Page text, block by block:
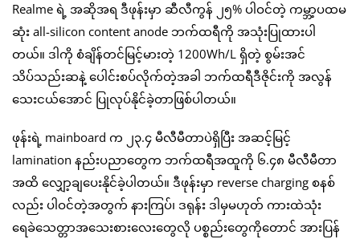
Realme ရဲ့ အဆိုအရ ဒီဖုန်းမှာ ဆီလီကွန် ၂၅% ပါဝင်တဲ့ ကမ္ဘာ့ပထမ
ဆုံး all-silicon content anode ဘက်ထရီကို အသုံးပြုထားပါ
တယ်။ ဒါကို စံချိန်တင်မြင့်မားတဲ့ 1200Wh/L ရှိတဲ့ စွမ်းအင်
သိပ်သည်းဆနဲ့ ပေါင်းစပ်လိုက်တဲ့အခါ ဘက်ထရီဒီဇိုင်းကို အလွန်
သေးငယ်အောင် ပြုလုပ်နိုင်ခဲ့တာဖြစ်ပါတယ်။
ဖုန်းရဲ့ mainboard က ၂၃.၄ မီလီမီတာပဲရှိပြီး အဆင့်မြင့်
lamination နည်းပညာတွေက ဘက်ထရီအထူကို ၆.၄၈ မီလီမီတာ
အထိ လျှော့ချပေးနိုင်ခဲ့ပါတယ်။ ဒီဖုန်းမှာ reverse charging စနစ်
လည်း ပါဝင်တဲ့အတွက် နားကြပ်၊ ဒရုန်း ဒါမှမဟုတ် ကားထဲသုံး
ရေခဲသေတ္တာအသေးစားလေးတွေလို ပစ္စည်းတွေကိုတောင် အားပြန်